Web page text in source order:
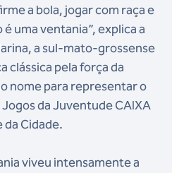
a bola, jogar com raça e
uma ventania”, explica a
a sul-mato-grossense
clássica pela força da
nome para representar o
da Juventude CAIXA
da Cidade.
viveu intensamente a